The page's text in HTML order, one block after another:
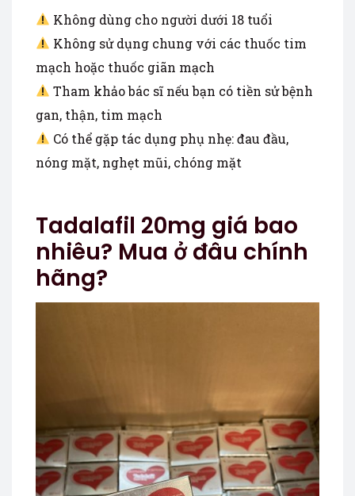
Không dùng cho người dưới 18 tuổi
Không sử dụng chung với các thuốc tim
mạch hoặc thuốc giãn mạch
Tham khảo bác sĩ nếu bạn có tiền sử bệnh
gan, thận, tim mạch
Có thể gặp tác dụng phụ nhẹ: đau đầu,
nóng mặt, nghẹt mũi, chóng mặt
Tadalafil 20mg giá bao
nhiêu? Mua ở đâu chính
hãng?